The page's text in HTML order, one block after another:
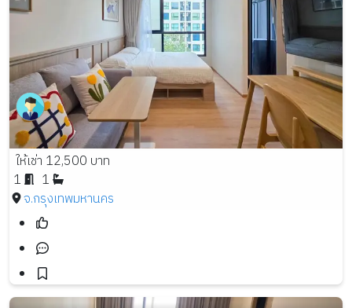
ให้เช่า 12,500 บาท
1
1
จ.กรุงเทพมหานคร